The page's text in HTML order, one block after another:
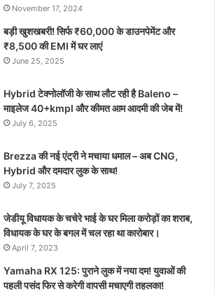
November 17, 2024
बड़ी खुशखबरी! सिर्फ ₹60,000 के डाउनपेमेंट और
₹8,500 की EMI में घर लाएं
June 25, 2025
Hybrid टेक्नोलॉजी के साथ लौट रही है Baleno –
माइलेज 40+kmpl और कीमत आम आदमी की जेब में!
July 6, 2025
Brezza की नई एंट्री ने मचाया धमाल – अब CNG,
Hybrid और दमदार लुक के साथ!
July 7, 2025
जेडीयू विधायक के चचेरे भाई के घर मिला करोड़ों का शराब,
विधायक के घर के बगल में चल रहा था कारोबार।
April 7, 2023
Yamaha RX 125: पुराने लुक में नया दम! युवाओं की
पहली पसंद फिर से करेगी वापसी मचाएगी तहलका!